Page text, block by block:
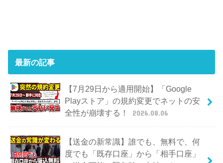
最新の記事
【7月29日から適用開始】「Google
Playストア」の規約変更でネットの安
全性が崩壊する！
2026.08.06
【送金の新常識】誰でも、無料で、何
度でも「既存口座」から「相手口座」